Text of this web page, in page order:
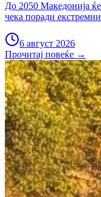
До 2050 Македонија
чека поради
6 август 2026
Прочитај повеќе →